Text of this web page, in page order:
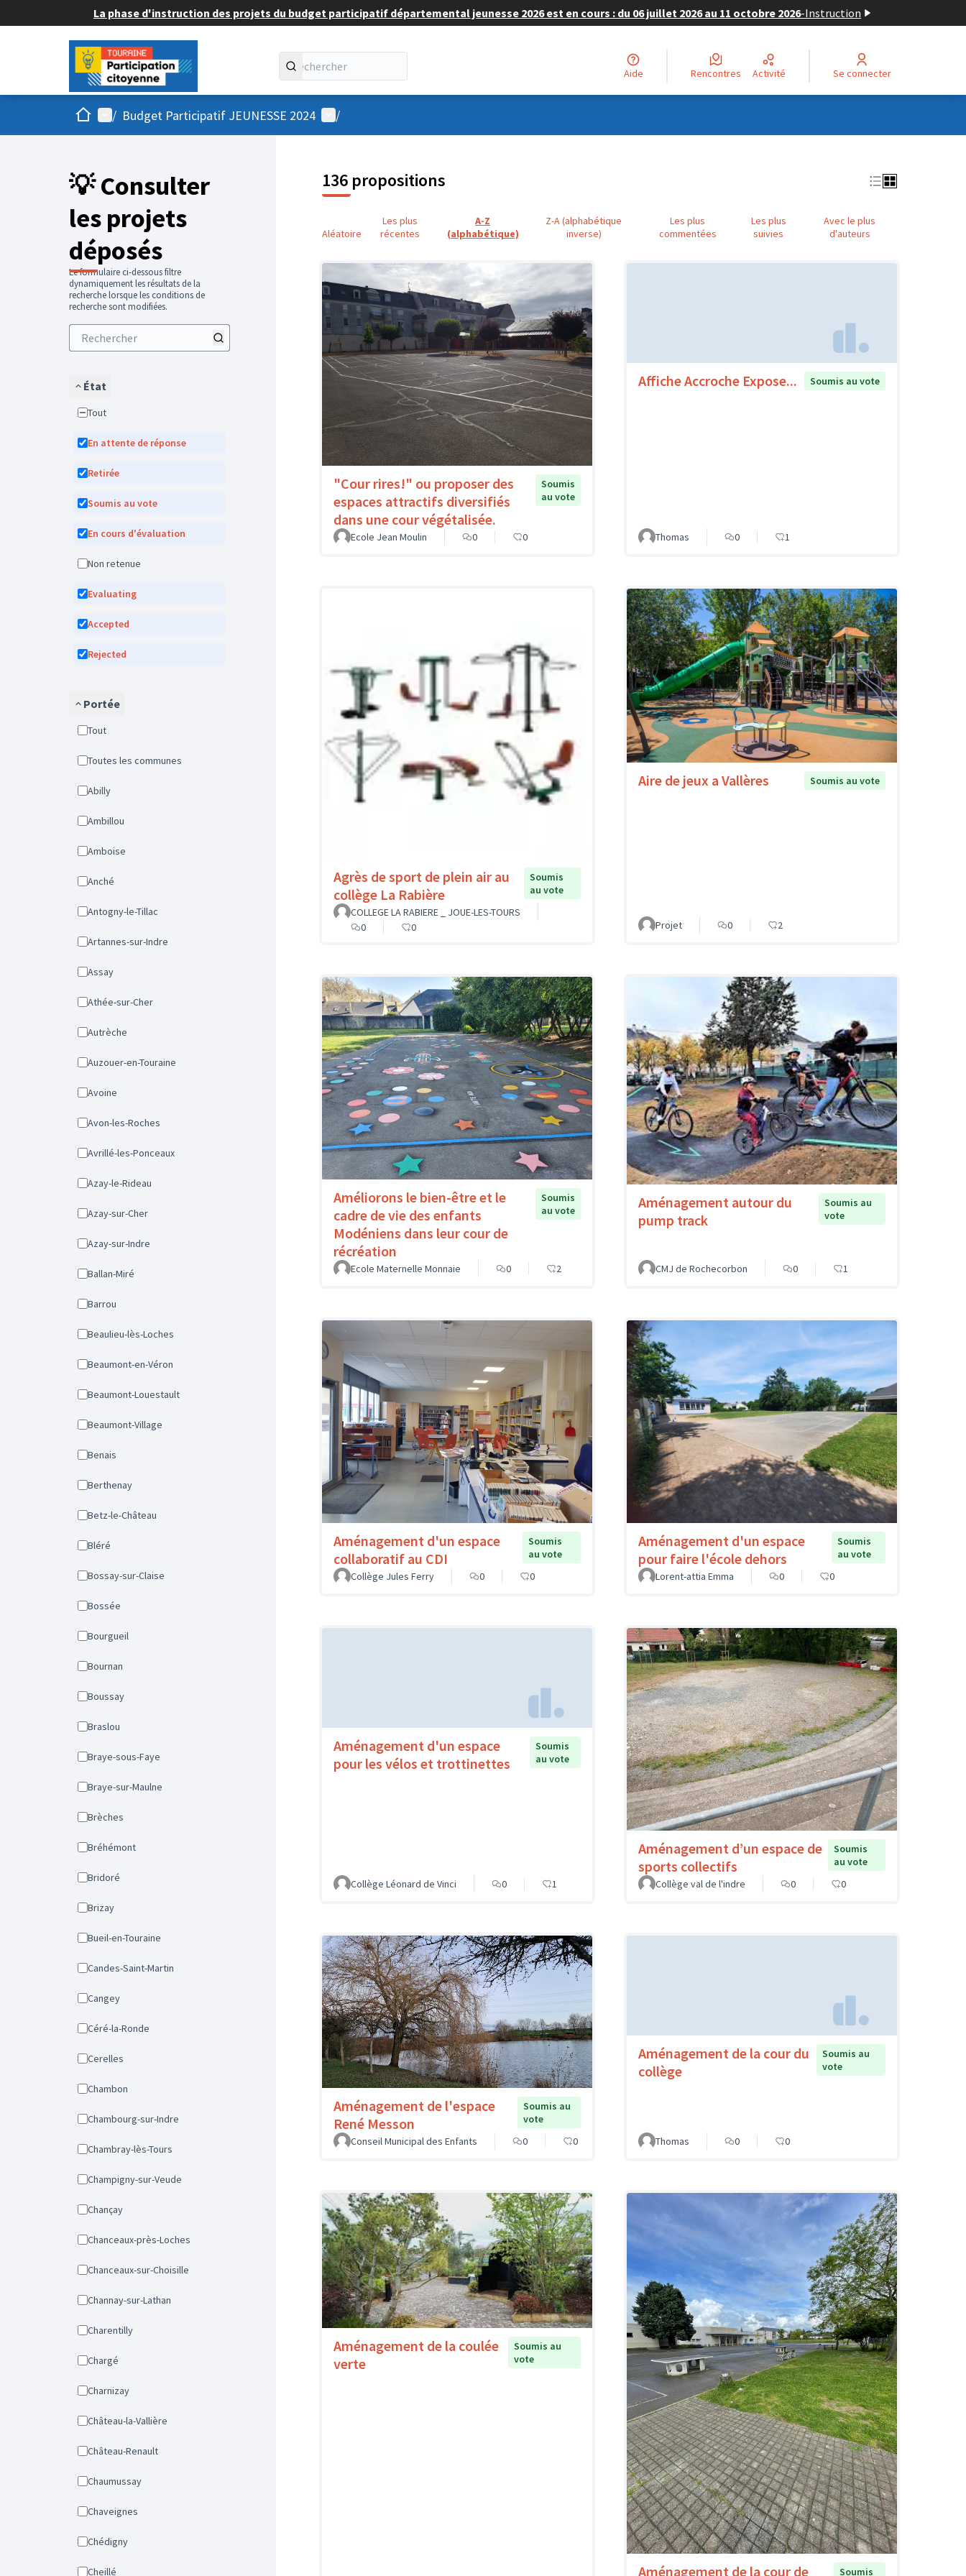
La phase d'instruction des projets du budget participatif départemental jeunesse 2026 est en cours : du 06 juillet 2026 au 11 octobre 2026-Instruction
Aide Rencontres Activité Se connecter
AccueilMenu principal
/ Budget Participatif JEUNESSE 2024 Menu utilisateur
/
💡 Consulter
les projets
déposés
Le formulaire ci-dessous filtre
dynamiquement les résultats de la
recherche lorsque les conditions de
recherche sont modifiées.
État
Tout
En attente de réponse
Retirée
Soumis au vote
En cours d'évaluation
Non retenue
Evaluating
Accepted
Rejected
Portée
Tout
Toutes les communes
Abilly
Ambillou
Amboise
Anché
Antogny-le-Tillac
Artannes-sur-Indre
Assay
Athée-sur-Cher
Autrèche
Auzouer-en-Touraine
Avoine
Avon-les-Roches
Avrillé-les-Ponceaux
Azay-le-Rideau
Azay-sur-Cher
Azay-sur-Indre
Ballan-Miré
Barrou
Beaulieu-lès-Loches
Beaumont-en-Véron
Beaumont-Louestault
Beaumont-Village
Benais
Berthenay
Betz-le-Château
Bléré
Bossay-sur-Claise
Bossée
Bourgueil
Bournan
Boussay
Braslou
Braye-sous-Faye
Braye-sur-Maulne
Brèches
Bréhémont
Bridoré
Brizay
Bueil-en-Touraine
Candes-Saint-Martin
Cangey
Céré-la-Ronde
Cerelles
Chambon
Chambourg-sur-Indre
Chambray-lès-Tours
Champigny-sur-Veude
Chançay
Chanceaux-près-Loches
Chanceaux-sur-Choisille
Channay-sur-Lathan
Charentilly
Chargé
Charnizay
Château-la-Vallière
Château-Renault
Chaumussay
Chaveignes
Chédigny
Cheillé
136 propositions
Aléatoire
Les plus
récentes
A-Z
(alphabétique)
Z-A (alphabétique
inverse)
Les plus
commentées
Les plus
suivies
Avec le plus
d'auteurs
"Cour rires!" ou proposer des
espaces attractifs diversifiés
dans une cour végétalisée.
Soumis
au vote
Ecole Jean Moulin 0 0
Affiche Accroche Expose... Soumis au vote
Thomas 0 1
Agrès de sport de plein air au
collège La Rabière
Soumis
au vote
COLLEGE LA RABIERE _ JOUE-LES-TOURS
0
0
Aire de jeux a Vallères Soumis au vote
Projet 0 2
Améliorons le bien-être et le
cadre de vie des enfants
Modéniens dans leur cour de
récréation
Soumis
au vote
Ecole Maternelle Monnaie 0 2
Aménagement autour du
pump track
Soumis au
vote
CMJ de Rochecorbon 0 1
Aménagement d'un espace
collaboratif au CDI
Soumis
au vote
Collège Jules Ferry
0 0
Aménagement d'un espace
pour faire l'école dehors
Soumis
au vote
Lorent-attia Emma
0 0
Aménagement d'un espace
pour les vélos et trottinettes
Soumis
au vote
Collège Léonard de Vinci 0 1
Aménagement d’un espace de
sports collectifs
Soumis
au vote
Collège val de l'indre
0 0
Aménagement de l'espace
René Messon
Soumis au
vote
Conseil Municipal des Enfants
0 0
Aménagement de la cour du
collège
Soumis au
vote
Thomas 0 0
Aménagement de la coulée
verte
Soumis au
vote
Aménagement de la cour de Soumis